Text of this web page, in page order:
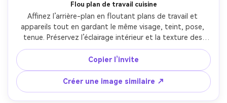
Flou plan de travail cuisine
Affinez l’arrière-plan en floutant plans de travail et
appareils tout en gardant le même visage, teint, pose,
tenue. Préservez l’éclairage intérieur et la texture des
tenues. Flou doux pour réduire le désordre sans aplatir
l’image, direction des ombres préservée --ar 4:5
Copier l’invite
Créer une image similaire ↗